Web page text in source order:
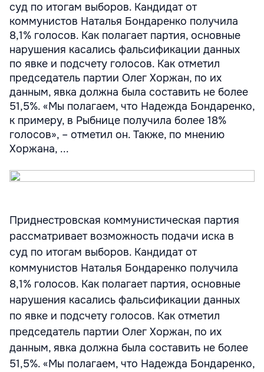
суд по итогам выборов. Кандидат от
коммунистов Наталья Бондаренко получила
8,1% голосов. Как полагает партия, основные
нарушения касались фальсификации данных
по явке и подсчету голосов. Как отметил
председатель партии Олег Хоржан, по их
данным, явка должна была составить не более
51,5%. «Мы полагаем, что Надежда Бондаренко,
к примеру, в Рыбнице получила более 18%
голосов», – отметил он. Также, по мнению
Хоржана, ...
Приднестровская коммунистическая партия
рассматривает возможность подачи иска в
суд по итогам выборов. Кандидат от
коммунистов Наталья Бондаренко получила
8,1% голосов. Как полагает партия, основные
нарушения касались фальсификации данных
по явке и подсчету голосов. Как отметил
председатель партии Олег Хоржан, по их
данным, явка должна была составить не более
51,5%. «Мы полагаем, что Надежда Бондаренко,